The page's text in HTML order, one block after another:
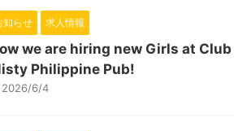
知らせ 求人情報
we are hiring new Girls at Club
Philippine Pub!
2026/6/4